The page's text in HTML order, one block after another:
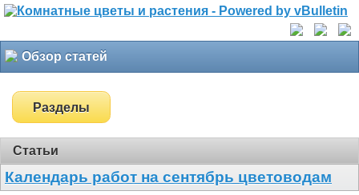
Обзор статей
Разделы
Статьи
Календарь работ на сентябрь цветоводам